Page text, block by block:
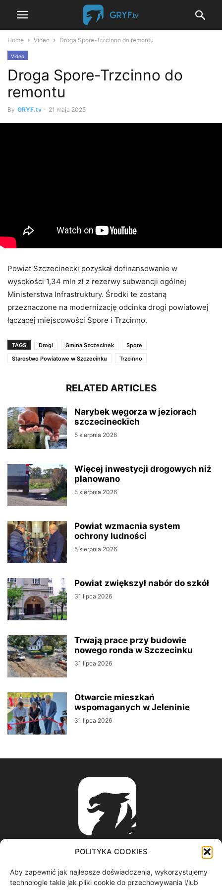
POLITYKA COOKIES
Aby zapewnić jak najlepsze doświadczenia, wykorzystujemy
technologie takie jak pliki cookie do przechowywania i/lub
Home Video Droga Spore-Trzcinno do remontu
Video
Droga Spore-Trzcinno do
remontu
By GRYF.tv - 21 maja 2025
Powiat Szczecinecki pozyskał dofinansowanie w
wysokości 1,34 mln zł z rezerwy subwencji ogólnej
Ministerstwa Infrastruktury. Środki te zostaną
przeznaczone na modernizację odcinka drogi powiatowej
łączącej miejscowości Spore i Trzcinno.
TAGS Drogi Gmina Szczecinek
Spore
Starostwo Powiatowe w Szczecinku
Trzcinno
RELATED ARTICLES
Narybek węgorza w jeziorach
szczecineckich
5 sierpnia 2026
Więcej inwestycji drogowych niż
planowano
5 sierpnia 2026
Powiat wzmacnia system
ochrony ludności
5 sierpnia 2026
Powiat zwiększył nabór do szkół
31 lipca 2026
Trwają prace przy budowie
nowego ronda w Szczecinku
31 lipca 2026
Otwarcie mieszkań
wspomaganych w Jeleninie
31 lipca 2026
ABOUT US